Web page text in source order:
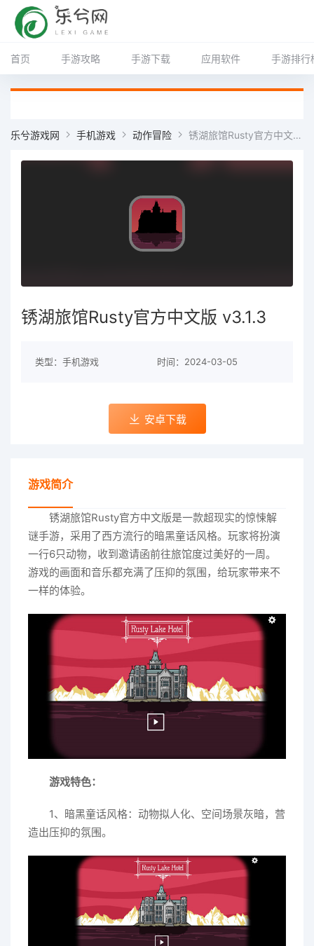
首页 手游攻略 手游下载 应用软件 手游排行
乐兮游戏网 手机游戏 动作冒险 锈湖旅馆Rusty官方中文版 v3.1.3
锈湖旅馆Rusty官方中文版 v3.1.3
类型：手机游戏 时间：2024-03-05
安卓下载
游戏简介
锈湖旅馆Rusty官方中文版是一款超现实的惊悚解
谜手游，采用了西方流行的暗黑童话风格。玩家将扮演
一行6只动物，收到邀请函前往旅馆度过美好的一周。
游戏的画面和音乐都充满了压抑的氛围，给玩家带来不
一样的体验。
游戏特色：
1、暗黑童话风格：动物拟人化、空间场景灰暗，营
造出压抑的氛围。